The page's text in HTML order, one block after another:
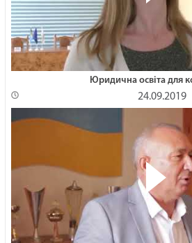
Юридична освіта для
24.09.2019